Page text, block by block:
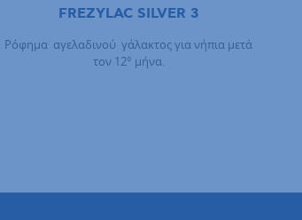
FREZYLAC SILVER 3
Ρόφημα αγελαδινού γάλακτος για νήπια μετά
τον 12° μήνα.